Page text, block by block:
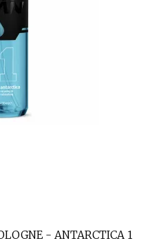
- ANTARCTICA 1